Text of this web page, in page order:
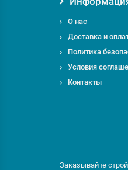
О нас
Доставка и
Политика
Условия
Контакты
Заказывайте